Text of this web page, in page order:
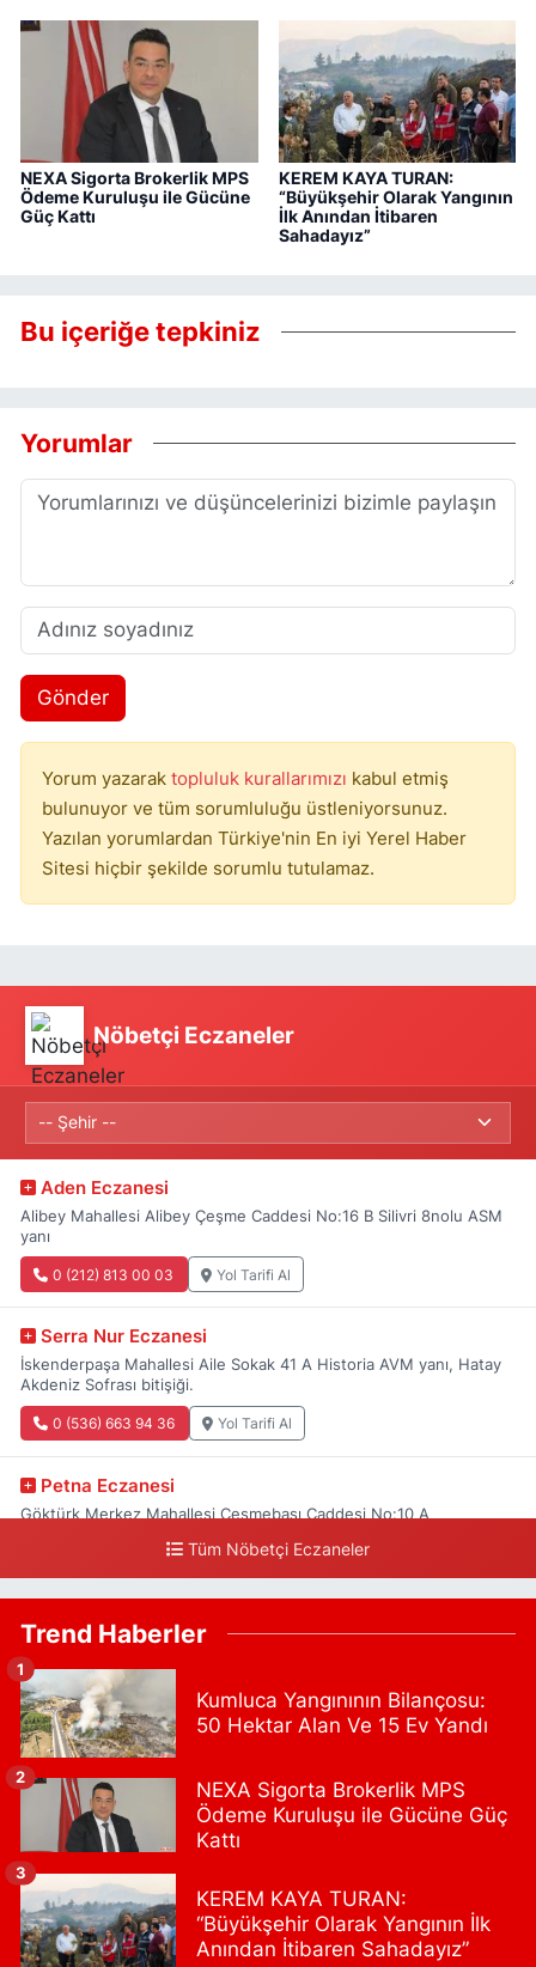
NEXA Sigorta Brokerlik MPS
Ödeme Kuruluşu ile Gücüne
Güç Kattı
KEREM KAYA TURAN:
“Büyükşehir Olarak Yangının
İlk Anından İtibaren
Sahadayız”
Bu içeriğe tepkiniz
Yorumlar
Gönder
Yorum yazarak topluluk kurallarımızı kabul etmiş
bulunuyor ve tüm sorumluluğu üstleniyorsunuz.
Yazılan yorumlardan Türkiye'nin En iyi Yerel Haber
Sitesi hiçbir şekilde sorumlu tutulamaz.
Nöbetçi Eczaneler
Aden Eczanesi
Alibey Mahallesi Alibey Çeşme Caddesi No:16 B Silivri 8nolu ASM
yanı
0 (212) 813 00 03 Yol Tarifi Al
Serra Nur Eczanesi
İskenderpaşa Mahallesi Aile Sokak 41 A Historia AVM yanı, Hatay
Akdeniz Sofrası bitişiği.
0 (536) 663 94 36 Yol Tarifi Al
Petna Eczanesi
Göktürk Merkez Mahallesi Çeşmebaşı Caddesi No:10 A
0 (212) 360 18 23 Yol Tarifi Al
Karlıktepe Mahallesi Soğanlık Caddesi No:34 A
0 (216) 504 24 53
Bulvar Eczanesi
Ahmet Yesevi Mahallesi Abbas Medeni Sokak 17 A Çiftlik
köprüsünü geçtikten sonra Harman Mobilya arkası, Tulumba
mevki, ECZANELER BÖLGESİ (GÜNEŞ, BULVAR, ÇİĞDEM, DEVA
ECZANELERİ) eski gazi sağlık o
0 (216) 208 59 51
Halıcıoğlu Eczanesi
Halıcıoğlu Mahallesi Tunç Sokak 1 A Çıksalın,Alev Ofluoğlu Semt
Tüm Nöbetçi Eczaneler
Trend Haberler
Kumluca Yangınının Bilançosu:
50 Hektar Alan Ve 15 Ev Yandı
1
NEXA Sigorta Brokerlik MPS
Ödeme Kuruluşu ile Gücüne Güç
Kattı
2
KEREM KAYA TURAN:
“Büyükşehir Olarak Yangının İlk
Anından İtibaren Sahadayız”
3